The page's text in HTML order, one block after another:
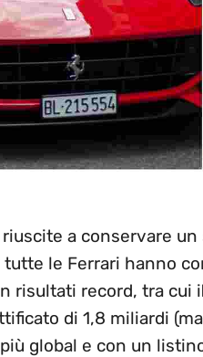
a conservare
tutte le Ferrari hanno
risultati record, tra cui i
di 1,8 miliardi
global e con un